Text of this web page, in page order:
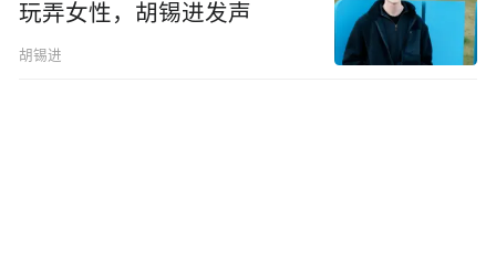
玩弄女性，胡锡进发声
胡锡进